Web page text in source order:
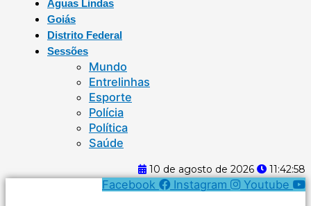
Águas Lindas
Goiás
Distrito Federal
Sessões
Mundo
Entrelinhas
Esporte
Polícia
Política
Saúde
10 de agosto de 2026 11:42:59
Facebook Instagram Youtube